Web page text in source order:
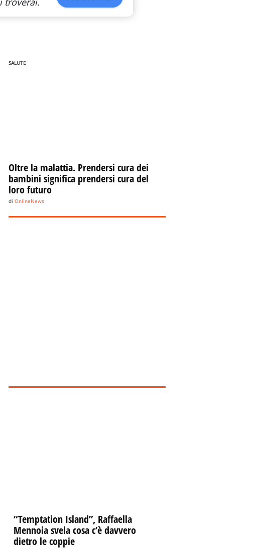
SALUTE
Oltre la malattia. Prendersi cura dei
bambini significa prendersi cura del
loro futuro
di OnlineNews
“Temptation Island”, Raffaella
Mennoia svela cosa c’è davvero
dietro le coppie